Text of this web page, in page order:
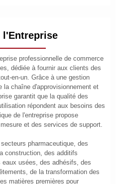
l'Entreprise
professionnelle de commerce
dédiée à fournir aux clients des
en-un. Grâce à une gestion
la chaîne d'approvisionnement et
garantit que la qualité des
répondent aux besoins des
de l'entreprise propose
et des services de support.
pharmaceutique, des
construction, des additifs
usées, des adhésifs, des
de la transformation des
matières premières pour